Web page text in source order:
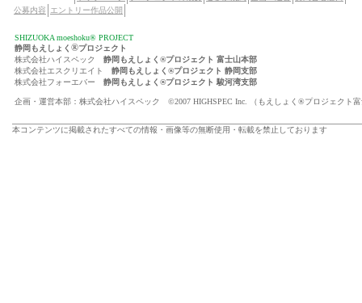
公募内容
エントリー作品公開
SHIZUOKA moeshoku® PROJECT
静岡もえしょく ®プロジェクト
株式会社ハイスペック 静岡もえしょく®プロジェクト 富士山本部
株式会社エスクリエイト 静岡もえしょく®プロジェクト 静岡支部
株式会社フォーエバー 静岡もえしょく®プロジェクト 駿河湾支部
企画・運営本部：株式会社ハイスペック ©2007 HIGHSPEC Inc. （もえしょく®プロジェクト
本コンテンツに掲載されたすべての情報・画像等の無断使用・転載を禁止しております